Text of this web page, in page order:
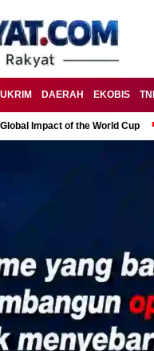
DAERAH EKOBIS
Impact of the World Cup